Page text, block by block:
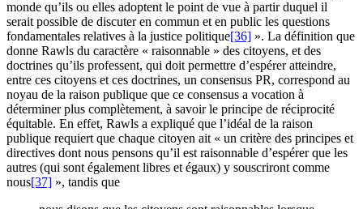
monde qu’ils ou elles adoptent le point de vue à partir duquel il
serait possible de discuter en commun et en public les questions
fondamentales relatives à la justice politique[36] ». La définition que
donne Rawls du caractère « raisonnable » des citoyens, et des
doctrines qu’ils professent, qui doit permettre d’espérer atteindre,
entre ces citoyens et ces doctrines, un consensus PR, correspond au
noyau de la raison publique que ce consensus a vocation à
déterminer plus complètement, à savoir le principe de réciprocité
équitable. En effet, Rawls a expliqué que l’idéal de la raison
publique requiert que chaque citoyen ait « un critère des principes et
directives dont nous pensons qu’il est raisonnable d’espérer que les
autres (qui sont également libres et égaux) y souscriront comme
nous[37] », tandis que